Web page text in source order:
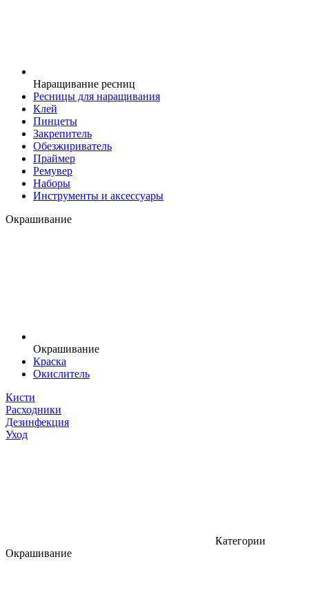
Наращивание ресниц
Ресницы для наращивания
Клей
Пинцеты
Закрепитель
Обезжириватель
Праймер
Ремувер
Наборы
Инструменты и аксессуары
Окрашивание
Окрашивание
Краска
Окислитель
Кисти
Расходники
Дезинфекция
Уход
Категории
Окрашивание